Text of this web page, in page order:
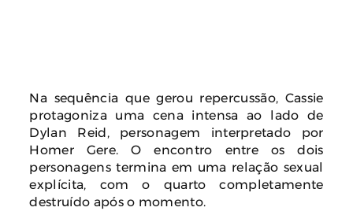
Na sequência que gerou repercussão, Cassie
protagoniza uma cena intensa ao lado de
Dylan Reid, personagem interpretado por
Homer Gere. O encontro entre os dois
personagens termina em uma relação sexual
explícita, com o quarto completamente
destruído após o momento.